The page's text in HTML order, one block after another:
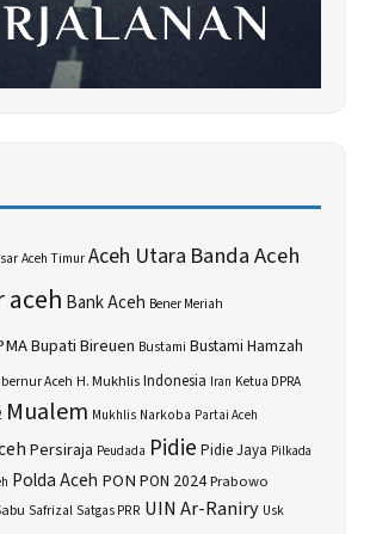
Aceh TimurAceh Utara Banda Aceh
aceh Bank Aceh Bener Meriah
Bupati Bireuen Bustami Bustami Hamzah
Aceh H. MukhlisIndonesia Iran Ketua DPRA
Mualem Mukhlis Narkoba Partai Aceh
Persiraja Peudada Pidie Pidie Jaya Pilkada
Polda Aceh PON PON 2024Prabowo
Safrizal Satgas PRR UIN Ar-Raniry Usk